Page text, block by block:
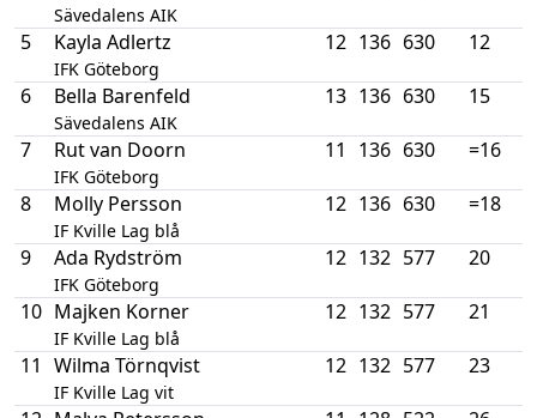
Sävedalens AIK
5 Kayla Adlertz
IFK Göteborg
12 136 630 12
6 Bella Barenfeld
Sävedalens AIK
13 136 630 15
7 Rut van Doorn
IFK Göteborg
11 136 630 =16
8 Molly Persson
IF Kville Lag blå
12 136 630 =18
9 Ada Rydström
IFK Göteborg
12 132 577 20
10 Majken Korner
IF Kville Lag blå
12 132 577 21
11 Wilma Törnqvist
IF Kville Lag vit
12 132 577 23